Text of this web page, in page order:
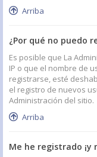
Arriba
¿Por qué no puedo
Es posible que La
IP o que el nombre de
registrarse, esté
el registro de nuevos
Administración del sitio.
Arriba
Me he registrado